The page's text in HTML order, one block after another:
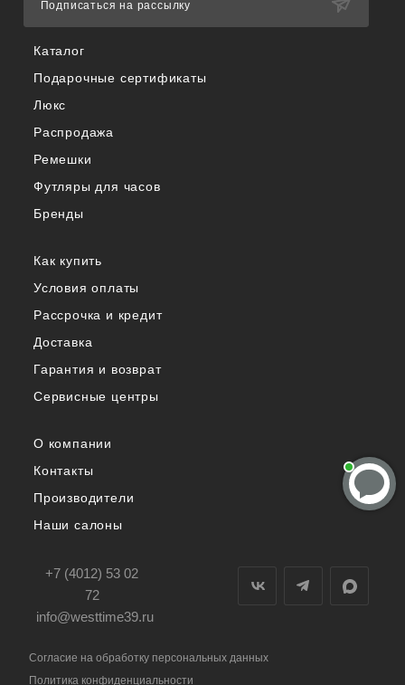
Каталог
Подарочные сертификаты
Люкс
Распродажа
Ремешки
Футляры для часов
Бренды
Как купить
Условия оплаты
Рассрочка и кредит
Доставка
Гарантия и возврат
Сервисные центры
О компании
Контакты
Производители
Наши салоны
Подписаться на рассылку
+7 (4012) 53 02
72
info@westtime39.ru
Согласие на обработку персональных данных
Политика конфиденциальности